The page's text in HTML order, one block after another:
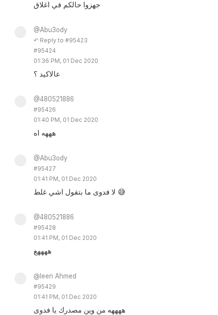
جهزوا حالكم في اغلاق
@Abu3ody
↶ Reply to #95423
#95424
01:36 PM, 01 Dec 2020
عالاكيد ؟
@480521886
#95426
01:40 PM, 01 Dec 2020
هههه اه
@Abu3ody
#95427
01:41 PM, 01 Dec 2020
لا فدوى ما بتقول اشي غلط 😅
@480521886
#95428
01:41 PM, 01 Dec 2020
ههههع
@leen Ahmed
#95429
01:41 PM, 01 Dec 2020
ههههه من وين مصدرك يا فدوى